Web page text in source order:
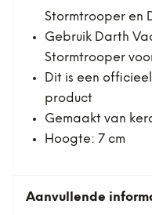
Stormtrooper en
Gebruik Darth
Stormtrooper
Dit is een
product
Gemaakt van
Hoogte: 7 cm
Aanvullende